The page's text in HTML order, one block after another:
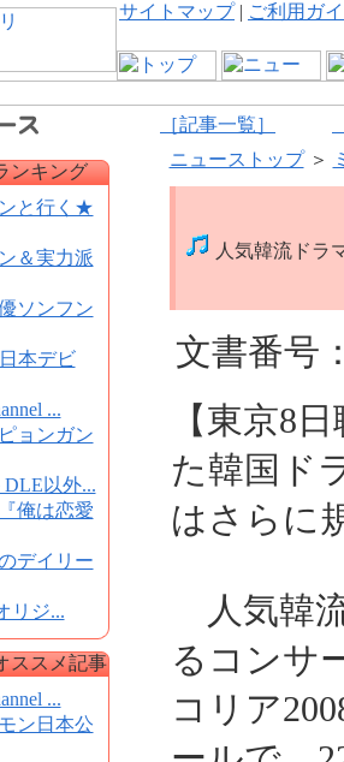
サイトマップ| ご利用ガ
［記事一覧］
ンキング
と行く★
＆実力派
ソンフン
本デビ
...
ョンガン
DLE以外...
俺は恋愛
デイリー
リジ...
ススメ記事
...
ン日本公
ニューストップ＞
人気韓流ドラ
文書番号
【東京8
た韓国ド
はさらに
人気韓
るコンサ
コリア